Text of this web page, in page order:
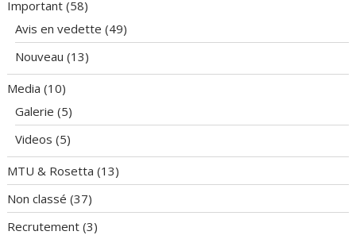
Important (58)
Avis en vedette (49)
Nouveau (13)
Media (10)
Galerie (5)
Videos (5)
MTU & Rosetta (13)
Non classé (37)
Recrutement (3)